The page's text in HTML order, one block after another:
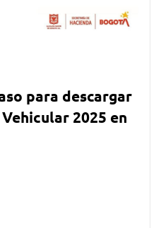
para descargar
2025 en